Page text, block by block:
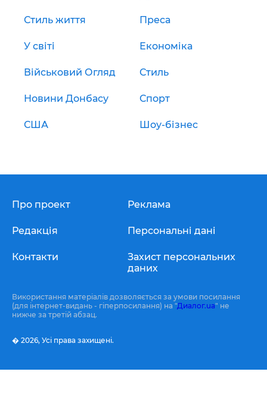
Стиль життя Преса
У світі Економіка
Військовий Огляд Стиль
Новини Донбасу Спорт
США Шоу-бізнес
Про проект
Редакція
Контакти
Реклама
Персональні дані
Захист персональних
даних
Використання матеріалів дозволяється за умови посилання
(для інтернет-видань - гіперпосилання) на "Диалог.ua" не
нижче за третій абзац.
� 2026, Усі права захищені.